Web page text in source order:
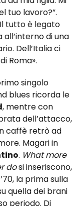
tuo lavoro?”.
tutto è legato
di una
Dell’Italia ci
Roma».
singolo
blues ricorda le
, mentre con
dell’attacco,
caffè retrò ad
Magari in
. What more
dosi inseriscono,
la prima sulla
quella dei brani
periodo. Di